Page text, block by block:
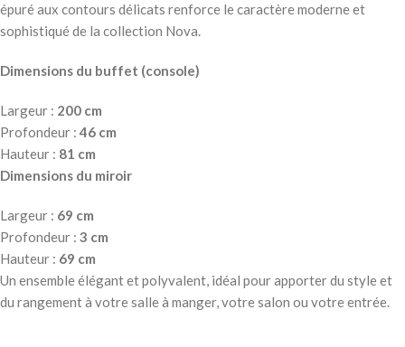
épuré aux contours délicats renforce le caractère moderne et
sophistiqué de la collection Nova.
Dimensions du buffet (console)
Largeur : 200 cm
Profondeur : 46 cm
Hauteur : 81 cm
Dimensions du miroir
Largeur : 69 cm
Profondeur : 3 cm
Hauteur : 69 cm
Un ensemble élégant et polyvalent, idéal pour apporter du style et
du rangement à votre salle à manger, votre salon ou votre entrée.